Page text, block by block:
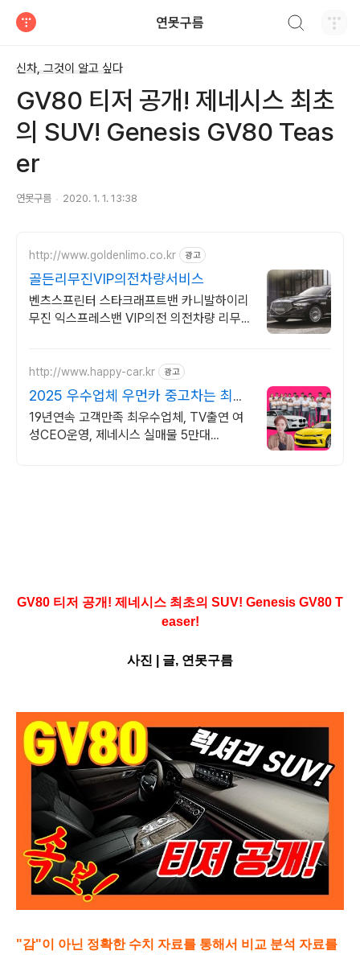
연못구름
신차, 그것이 알고 싶다
GV80 티저 공개! 제네시스 최초
의 SUV! Genesis GV80 Teas
er
연못구름 2020. 1. 1. 13:38
http://www.goldenlimo.co.kr 광고
골든리무진VIP의전차량서비스
벤츠스프린터 스타크래프트밴 카니발하이리
무진 익스프레스밴 VIP의전 의전차량 리무
http://www.happy-car.kr 광고
2025 우수업체 우먼카 중고차는 최우
수모범업체에서!
19년연속 고객만족 최우수업체, TV출연 여
성CEO운영, 제네시스 실매물 5만대
GV80 티저 공개! 제네시스 최초의 SUV! Genesis GV80 T
easer!
사진 | 글, 연못구름
"감"이 아닌 정확한 수치 자료를 통해서 비교 분석 자료를